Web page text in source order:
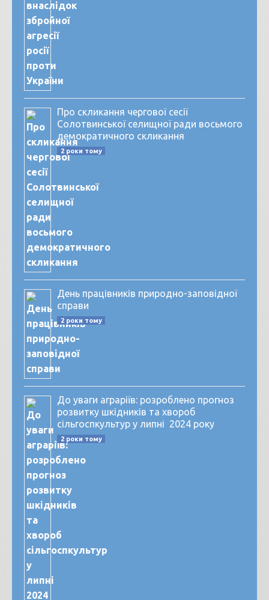
Про скликання чергової сесії
Солотвинської селищної ради восьмого
демократичного скликання
2 роки тому
День працівників природно-заповідної
справи
2 роки тому
До уваги аграріїв: розроблено прогноз
розвитку шкідників та хвороб
сільгоспкультур у липні 2024 року
2 роки тому